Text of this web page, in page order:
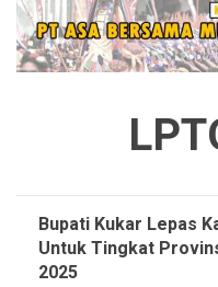
Bupati Kukar Lepas
Untuk Tingkat
2025